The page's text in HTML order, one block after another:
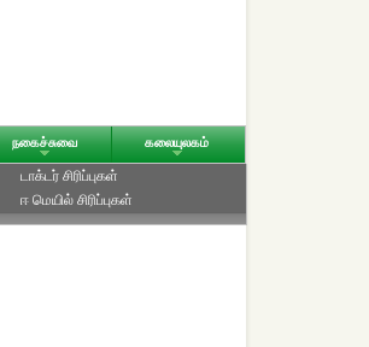
நகைச்சுவை கலையுலகம்
டாக்டர் சிரிப்புகள்
ஈ மெயில் சிரிப்புகள்